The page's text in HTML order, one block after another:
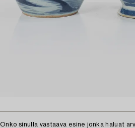
Onko sinulla vastaava esine jonka haluat